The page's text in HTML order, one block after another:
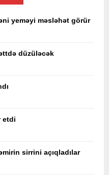
yeməyi məsləhət görür
düzüləcək
etdi
sirrini açıqladılar